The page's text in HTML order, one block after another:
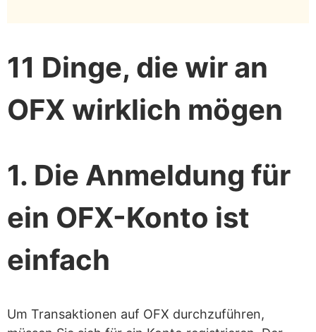
11 Dinge, die wir an
OFX wirklich mögen
1. Die Anmeldung für
ein OFX-Konto ist
einfach
Um Transaktionen auf OFX durchzuführen,